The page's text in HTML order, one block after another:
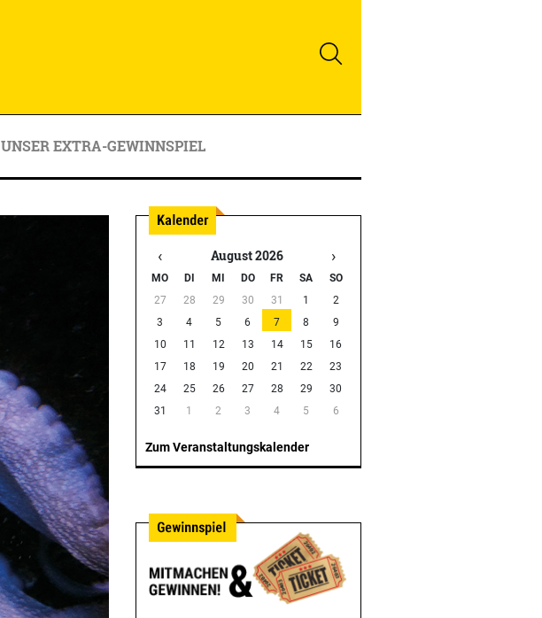
UNSER EXTRA-GEWINNSPIEL
‹ August 2026 ›
MO DI MI DO FR SA
SO
27
28 29 30 31 1
2
3
4 5 6 7 8
9
10
11 12 13 14 15
16
17
18 19 20 21 22
23
24
25 26 27 28 29
30
31
1 2 3 4 5 6
Zum Veranstaltungskalender